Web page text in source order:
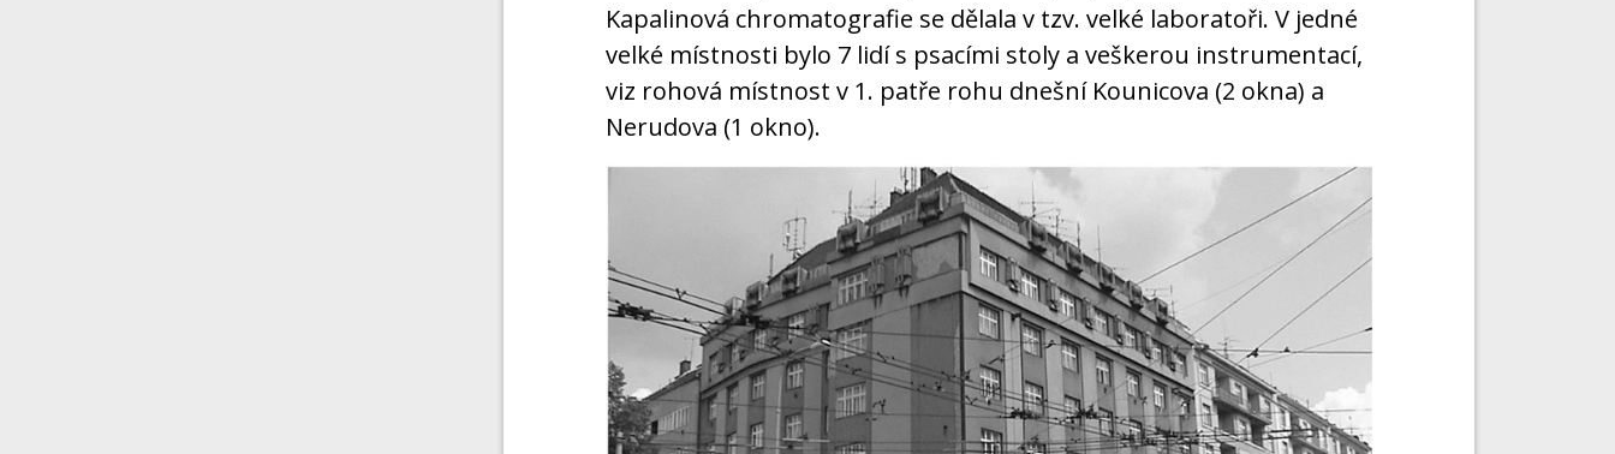
Kapalinová chromatografie se dělala v tzv. velké laboratoři. V jedné
velké místnosti bylo 7 lidí s psacími stoly a veškerou instrumentací,
viz rohová místnost v 1. patře rohu dnešní Kounicova (2 okna) a
Nerudova (1 okno).